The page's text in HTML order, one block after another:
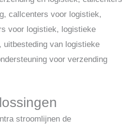
stroomlijnen de